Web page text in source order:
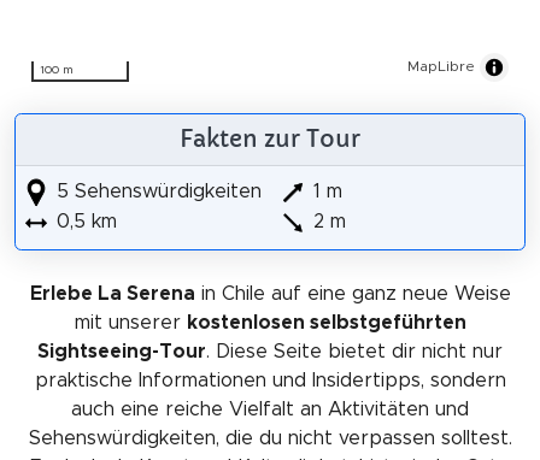
100 m MapLibre
Fakten zur Tour
5 Sehenswürdigkeiten
0,5 km
1 m
2 m
Erlebe La Serena in Chile auf eine ganz neue Weise
mit unserer kostenlosen selbstgeführten
Sightseeing-Tour. Diese Seite bietet dir nicht nur
praktische Informationen und Insidertipps, sondern
auch eine reiche Vielfalt an Aktivitäten und
Sehenswürdigkeiten, die du nicht verpassen solltest.